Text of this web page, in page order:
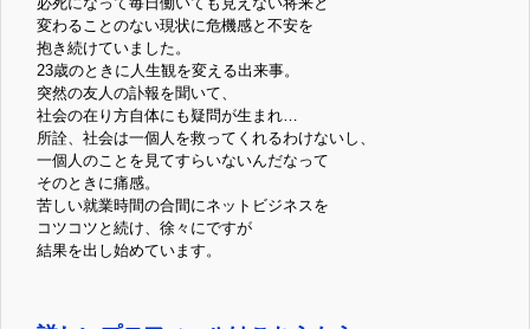
変わることのない現状に危機感と不安を
抱き続けていました。
23歳のときに人生観を変える出来事。
突然の友人の訃報を聞いて、
社会の在り方自体にも疑問が生まれ…
所詮、社会は一個人を救ってくれるわけないし、
一個人のことを見てすらいないんだなって
そのときに痛感。
苦しい就業時間の合間にネットビジネスを
コツコツと続け、徐々にですが
結果を出し始めています。